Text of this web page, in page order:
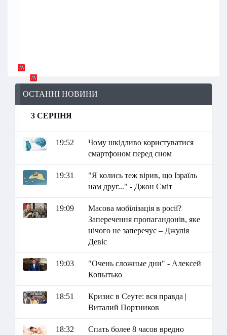
ОСТАННІ НОВИНИ
3 СЕРПНЯ
19:52
Чому шкідливо користуватися
смартфоном перед сном
19:31
"Я колись теж вірив, що Ізраїль
нам друг..." - Джон Сміт
19:09
Масова мобілізація в росії?
Заперечення пропагандонів, яке
нічого не заперечує – Джулія
Девіс
19:03
"Очень сложные дни" - Алексей
Копытько
18:51
Кризис в Сеуте: вся правда |
Виталий Портников
18:32 Спать более 8 часов вредно